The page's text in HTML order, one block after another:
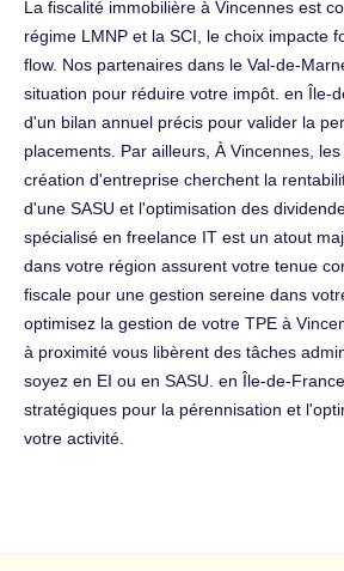
La fiscalité immobilière à Vincennes est
régime LMNP et la SCI, le choix impacte
flow. Nos partenaires dans le Val-de-
situation pour réduire votre impôt. en Île-
d'un bilan annuel précis pour valider la
placements. Par ailleurs, À Vincennes,
création d'entreprise cherchent la
d'une SASU et l'optimisation des
spécialisé en freelance IT est un atout
dans votre région assurent votre tenue
fiscale pour une gestion sereine dans
optimisez la gestion de votre TPE à
à proximité vous libèrent des tâches
soyez en EI ou en SASU. en Île-de-
stratégiques pour la pérennisation et
votre activité.